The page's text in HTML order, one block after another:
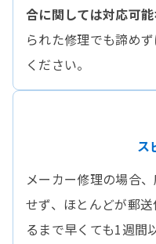
合に関しては対応可
られた修理でも諦め
ください。
ス
メーカー修理の場合
せず、ほとんどが郵
るまで早くても1週間